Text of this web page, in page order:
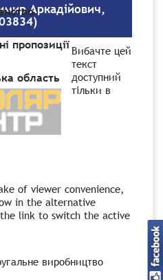
пропозиції
область
Аркадійович,
Вибачте цей
текст
доступний
тільки в
of viewer convenience,
in the alternative
link to switch the active
виробництво